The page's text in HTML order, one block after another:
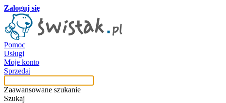
Zaloguj się
Pomoc
Usługi
Moje konto
Sprzedaj
Zaawansowane szukanie
Szukaj